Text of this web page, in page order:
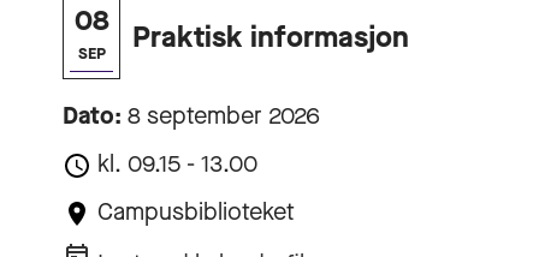
08
SEP Praktisk informasjon
Dato: 8 september 2026
kl. 09.15 - 13.00
Campusbiblioteket